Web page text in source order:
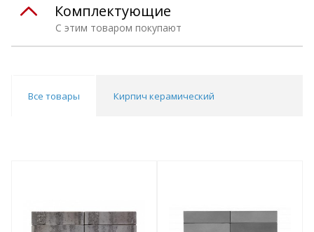
С этим товаром покупают
Комплектующие
Все товары Кирпич керамический